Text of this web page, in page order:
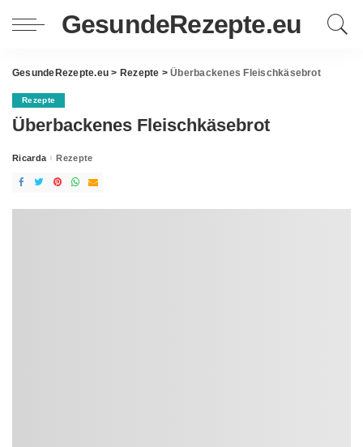
GesundeRezepte.eu
GesundeRezepte.eu > Rezepte >Überbackenes Fleischkäsebrot
Rezepte
Überbackenes Fleischkäsebrot
Posted
Ricarda Rezepte